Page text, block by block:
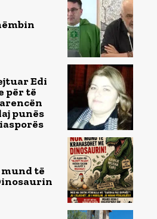
Edi
për të
punës
mund të